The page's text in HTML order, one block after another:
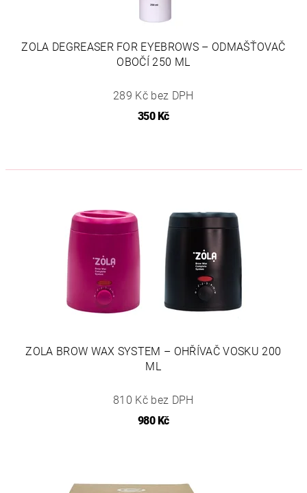
ZOLA DEGREASER FOR EYEBROWS – ODMAŠŤOVAČ
OBOČÍ 250 ML
289 Kč bez DPH
350 Kč
ZOLA BROW WAX SYSTEM – OHŘÍVAČ VOSKU 200
ML
810 Kč bez DPH
980 Kč